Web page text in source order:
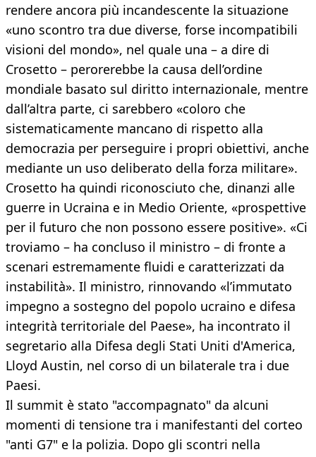
rendere ancora più incandescente la situazione
«uno scontro tra due diverse, forse incompatibili
visioni del mondo», nel quale una – a dire di
Crosetto – perorerebbe la causa dell’ordine
mondiale basato sul diritto internazionale, mentre
dall’altra parte, ci sarebbero «coloro che
sistematicamente mancano di rispetto alla
democrazia per perseguire i propri obiettivi, anche
mediante un uso deliberato della forza militare».
Crosetto ha quindi riconosciuto che, dinanzi alle
guerre in Ucraina e in Medio Oriente, «prospettive
per il futuro che non possono essere positive». «Ci
troviamo – ha concluso il ministro – di fronte a
scenari estremamente fluidi e caratterizzati da
instabilità». Il ministro, rinnovando «l’immutato
impegno a sostegno del popolo ucraino e difesa
integrità territoriale del Paese», ha incontrato il
segretario alla Difesa degli Stati Uniti d'America,
Lloyd Austin, nel corso di un bilaterale tra i due
Paesi.
Il summit è stato "accompagnato" da alcuni
momenti di tensione tra i manifestanti del corteo
"anti G7" e la polizia. Dopo gli scontri nella